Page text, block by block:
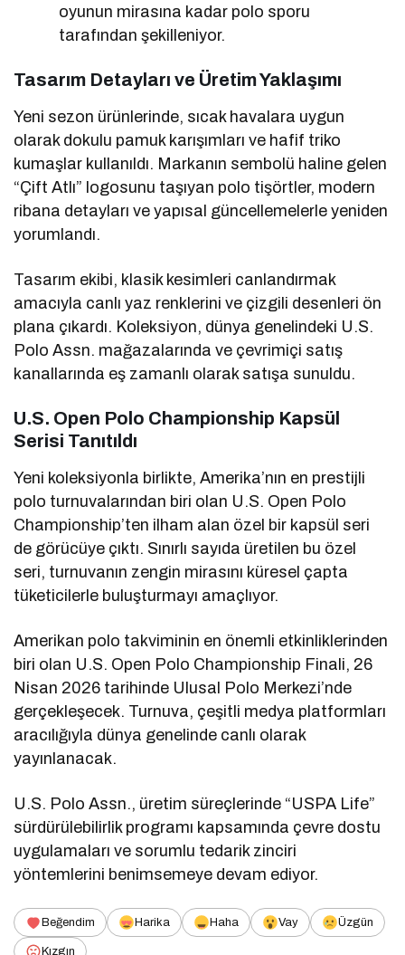
oyunun mirasına kadar polo sporu
tarafından şekilleniyor.
Tasarım Detayları ve Üretim Yaklaşımı
Yeni sezon ürünlerinde, sıcak havalara uygun
olarak dokulu pamuk karışımları ve hafif triko
kumaşlar kullanıldı. Markanın sembolü haline gelen
“Çift Atlı” logosunu taşıyan polo tişörtler, modern
ribana detayları ve yapısal güncellemelerle yeniden
yorumlandı.
Tasarım ekibi, klasik kesimleri canlandırmak
amacıyla canlı yaz renklerini ve çizgili desenleri ön
plana çıkardı. Koleksiyon, dünya genelindeki U.S.
Polo Assn. mağazalarında ve çevrimiçi satış
kanallarında eş zamanlı olarak satışa sunuldu.
U.S. Open Polo Championship Kapsül
Serisi Tanıtıldı
Yeni koleksiyonla birlikte, Amerika’nın en prestijli
polo turnuvalarından biri olan U.S. Open Polo
Championship’ten ilham alan özel bir kapsül seri
de görücüye çıktı. Sınırlı sayıda üretilen bu özel
seri, turnuvanın zengin mirasını küresel çapta
tüketicilerle buluşturmayı amaçlıyor.
Amerikan polo takviminin en önemli etkinliklerinden
biri olan U.S. Open Polo Championship Finali, 26
Nisan 2026 tarihinde Ulusal Polo Merkezi’nde
gerçekleşecek. Turnuva, çeşitli medya platformları
aracılığıyla dünya genelinde canlı olarak
yayınlanacak.
U.S. Polo Assn., üretim süreçlerinde “USPA Life”
sürdürülebilirlik programı kapsamında çevre dostu
uygulamaları ve sorumlu tedarik zinciri
yöntemlerini benimsemeye devam ediyor.
Beğendim Harika Haha Vay Üzgün
Kızgın